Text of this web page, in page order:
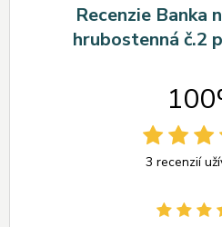
Recenzie Banka
hrubostenná č.2
3 recenzií